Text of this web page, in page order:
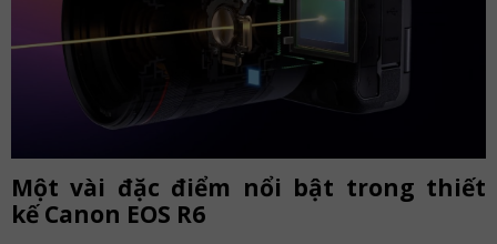
Một vài đặc điểm nổi bật trong thiết
kế Canon EOS R6